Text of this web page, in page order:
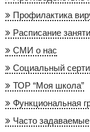
Профилактика
Расписание
СМИ о нас
Социальный
ТОР “Моя школа”
Функциональная
Часто